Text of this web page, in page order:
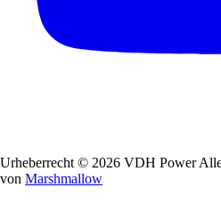
Urheberrecht © 2026 VDH Power
von Marshmallow